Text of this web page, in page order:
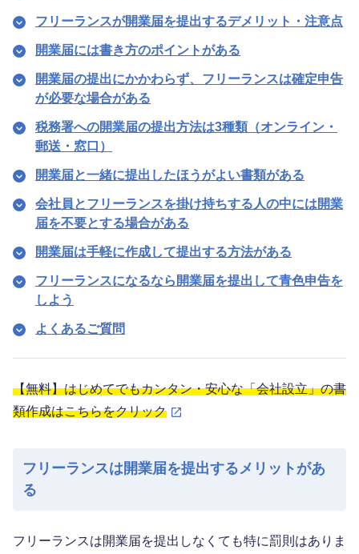
フリーランスが開業届を提出するデメリット・注意点
開業届には書き方のポイントがある
開業届の提出にかかわらず、フリーランスは確定申告
が必要な場合がある
税務署への開業届の提出方法は3種類（オンライン・
郵送・窓口）
開業届と一緒に提出したほうがよい書類がある
会社員とフリーランスを掛け持ちする人の中には開業
届を不要とする場合がある
開業届は手軽に作成して提出する方法がある
フリーランスになるなら開業届を提出して青色申告を
しよう
よくあるご質問
【無料】はじめてでもカンタン・安心な「会社設立」の書
類作成はこちらをクリック
フリーランスは開業届を提出するメリットがあ
る
フリーランスは開業届を提出しなくても特に罰則はありま